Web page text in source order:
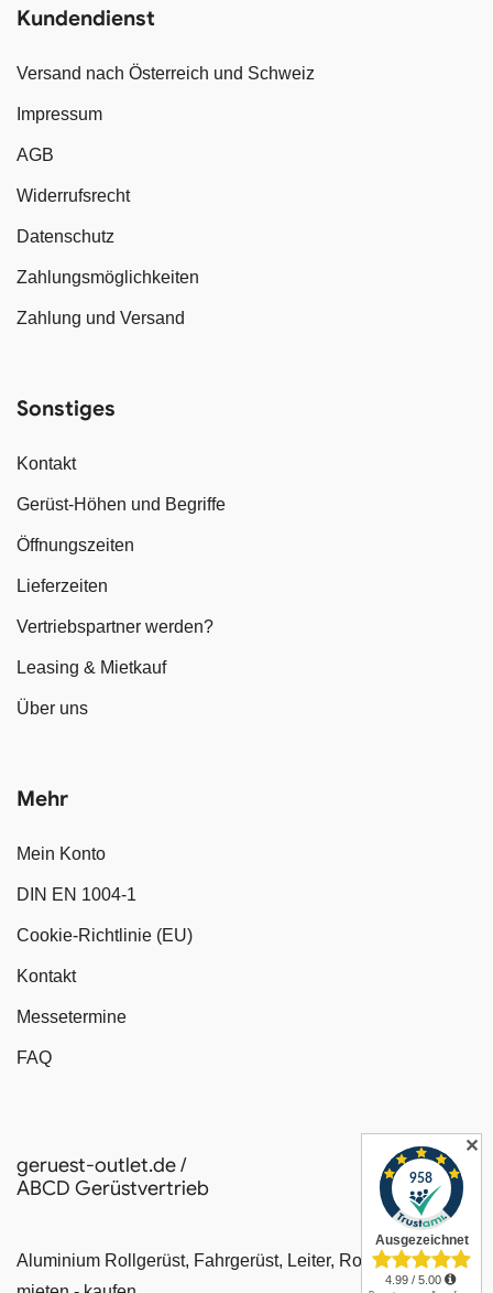
Kundendienst
Versand nach Österreich und Schweiz
Impressum
AGB
Widerrufsrecht
Datenschutz
Zahlungsmöglichkeiten
Zahlung und Versand
Sonstiges
Kontakt
Gerüst-Höhen und Begriffe
Öffnungszeiten
Lieferzeiten
Vertriebspartner werden?
Leasing & Mietkauf
Über uns
Mehr
Mein Konto
DIN EN 1004-1
Cookie-Richtlinie (EU)
Kontakt
Messetermine
FAQ
geruest-outlet.de /
ABCD Gerüstvertrieb
Aluminium Rollgerüst, Fahrgerüst, Leiter, Rollrüstung
✕